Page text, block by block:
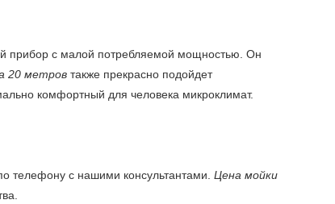
прибор с малой потребляемой мощностью. Он
20 метров также прекрасно подойдет
комфортный для человека микроклимат.
телефону с нашими консультантами. Цена мойки